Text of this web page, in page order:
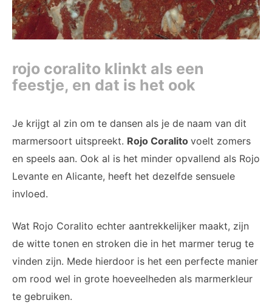
rojo coralito klinkt als een
feestje, en dat is het ook
Je krijgt al zin om te dansen als je de naam van dit
marmersoort uitspreekt. Rojo Coralito voelt zomers
en speels aan. Ook al is het minder opvallend als Rojo
Levante en Alicante, heeft het dezelfde sensuele
invloed.
Wat Rojo Coralito echter aantrekkelijker maakt, zijn
de witte tonen en stroken die in het marmer terug te
vinden zijn. Mede hierdoor is het een perfecte manier
om rood wel in grote hoeveelheden als marmerkleur
te gebruiken.